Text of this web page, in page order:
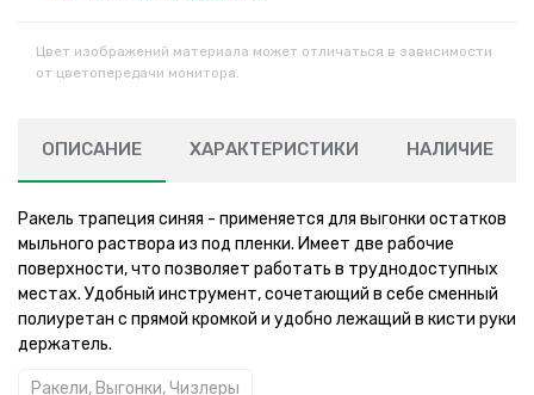
Цвет изображений материала может отличаться в зависимости
от цветопередачи монитора.
ОПИСАНИЕ ХАРАКТЕРИСТИКИ НАЛИЧИЕ
Ракель трапеция синяя - применяется для выгонки остатков
мыльного раствора из под пленки. Имеет две рабочие
поверхности, что позволяет работать в труднодоступных
местах. Удобный инструмент, сочетающий в себе сменный
полиуретан с прямой кромкой и удобно лежащий в кисти руки
держатель.
Ракели, Выгонки, Чизлеры